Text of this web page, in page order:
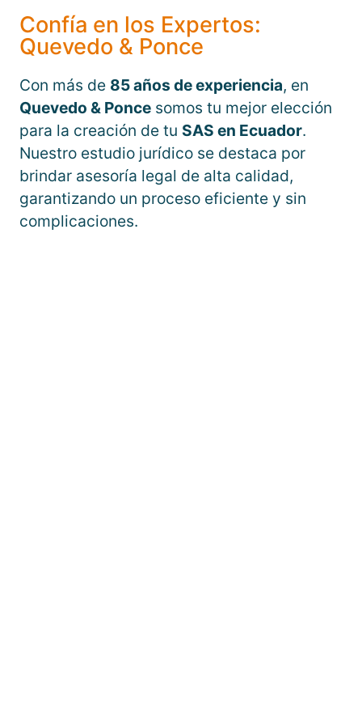
Confía en los Expertos:
Quevedo & Ponce
Con más de 85 años de experiencia, en
Quevedo & Ponce somos tu mejor elección
para la creación de tu SAS en Ecuador.
Nuestro estudio jurídico se destaca por
brindar asesoría legal de alta calidad,
garantizando un proceso eficiente y sin
complicaciones.